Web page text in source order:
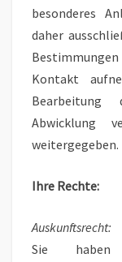
besonderes
daher
Bestimmungen
Kontakt
Abwicklung
weitergegeben.
Ihre Rechte:
Auskunftsrecht:
Sie